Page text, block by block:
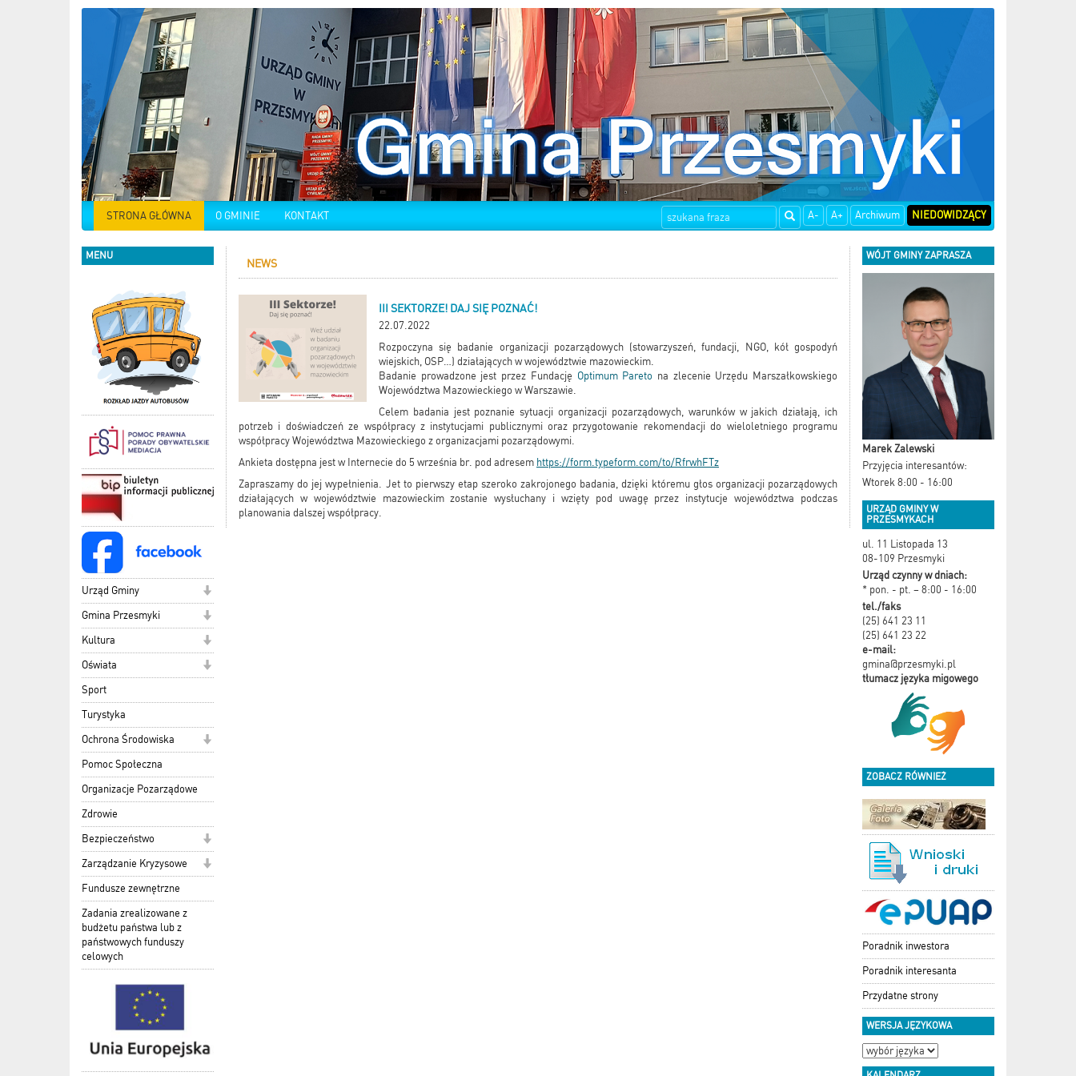
STRONA GŁÓWNA O GMINIE KONTAKT A- A+ Archiwum NIEDOWIDZĄCY
MENU
Urząd Gminy
Gmina Przesmyki
Kultura
Oświata
Sport
Turystyka
Ochrona Środowiska
Pomoc Społeczna
Organizacje Pozarządowe
Zdrowie
Bezpieczeństwo
Zarządzanie Kryzysowe
Fundusze zewnętrzne
Zadania zrealizowane z
budżetu państwa lub z
państwowych funduszy
celowych
NEWS
III SEKTORZE! DAJ SIĘ POZNAĆ!
22.07.2022
Rozpoczyna się badanie organizacji pozarządowych (stowarzyszeń, fundacji, NGO, kół gospodyń
wiejskich, OSP…) działających w województwie mazowieckim.
Badanie prowadzone jest przez Fundację Optimum Pareto na zlecenie Urzędu Marszałkowskiego
Województwa Mazowieckiego w Warszawie.
Celem badania jest poznanie sytuacji organizacji pozarządowych, warunków w jakich działają, ich
potrzeb i doświadczeń ze współpracy z instytucjami publicznymi oraz przygotowanie rekomendacji do wieloletniego programu
współpracy Województwa Mazowieckiego z organizacjami pozarządowymi.
Ankieta dostępna jest w Internecie do 5 września br. pod adresem https://form.typeform.com/to/RfrwhFTz
Zapraszamy do jej wypełnienia. Jet to pierwszy etap szeroko zakrojonego badania, dzięki któremu głos organizacji pozarządowych
działających w województwie mazowieckim zostanie wysłuchany i wzięty pod uwagę przez instytucje województwa podczas
planowania dalszej współpracy.
WÓJT GMINY ZAPRASZA
Marek Zalewski
Przyjęcia interesantów:
Wtorek 8:00 - 16:00
URZĄD GMINY W
PRZESMYKACH
ul. 11 Listopada 13
08-109 Przesmyki
Urząd czynny w dniach:
* pon. - pt. – 8:00 - 16:00
tel./faks
(25) 641 23 11
(25) 641 23 22
e-mail:
gmina@przesmyki.pl
tłumacz języka migowego
ZOBACZ RÓWNIEŻ
Poradnik inwestora
Poradnik interesanta
Przydatne strony
WERSJA JĘZYKOWA